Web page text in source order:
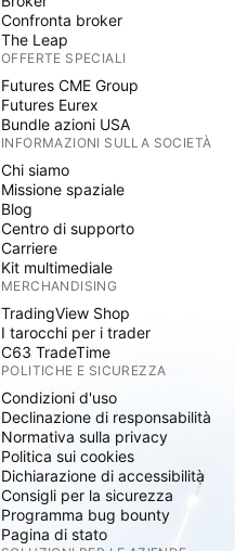
Confronta broker
The Leap
OFFERTE SPECIALI
Futures CME Group
Futures Eurex
Bundle azioni USA
INFORMAZIONI SULLA SOCIETÀ
Chi siamo
Missione spaziale
Blog
Centro di supporto
Carriere
Kit multimediale
MERCHANDISING
TradingView Shop
I tarocchi per i trader
C63 TradeTime
POLITICHE E SICUREZZA
Condizioni d'uso
Declinazione di responsabilità
Normativa sulla privacy
Politica sui cookies
Dichiarazione di accessibilità
Consigli per la sicurezza
Programma bug bounty
Pagina di stato